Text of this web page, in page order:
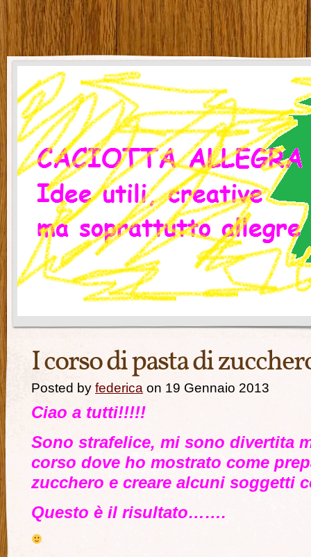
I corso di pasta di
Posted by federica on 19 Gennaio 2013
Ciao a tutti!!!!!
Sono strafelice, mi sono divertita
corso dove ho mostrato come
zucchero e creare alcuni soggetti
Questo è il risultato…….